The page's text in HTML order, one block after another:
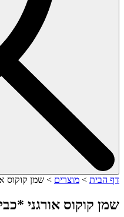
דף הבית > מוצרים > שמן קוקוס
שמן קוקוס אורגני *כבישה